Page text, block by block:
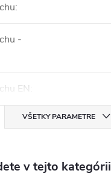
:
-
EN:
VŠETKY PARAMETRE
v tejto kategórii